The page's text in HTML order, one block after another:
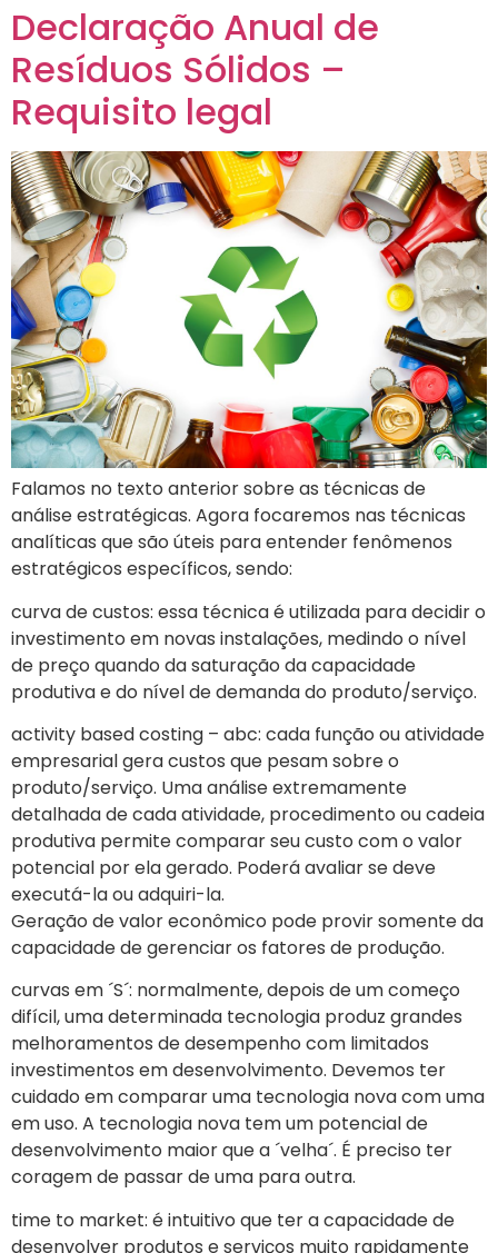
Declaração Anual de
Resíduos Sólidos –
Requisito legal
Falamos no texto anterior sobre as técnicas de
análise estratégicas. Agora focaremos nas técnicas
analíticas que são úteis para entender fenômenos
estratégicos específicos, sendo:
curva de custos: essa técnica é utilizada para decidir o
investimento em novas instalações, medindo o nível
de preço quando da saturação da capacidade
produtiva e do nível de demanda do produto/serviço.
activity based costing – abc: cada função ou atividade
empresarial gera custos que pesam sobre o
produto/serviço. Uma análise extremamente
detalhada de cada atividade, procedimento ou cadeia
produtiva permite comparar seu custo com o valor
potencial por ela gerado. Poderá avaliar se deve
executá-la ou adquiri-la.
Geração de valor econômico pode provir somente da
capacidade de gerenciar os fatores de produção.
curvas em ´S´: normalmente, depois de um começo
difícil, uma determinada tecnologia produz grandes
melhoramentos de desempenho com limitados
investimentos em desenvolvimento. Devemos ter
cuidado em comparar uma tecnologia nova com uma
em uso. A tecnologia nova tem um potencial de
desenvolvimento maior que a ´velha´. É preciso ter
coragem de passar de uma para outra.
time to market: é intuitivo que ter a capacidade de
desenvolver produtos e serviços muito rapidamente